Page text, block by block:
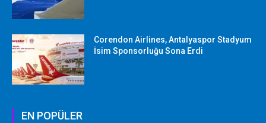
Corendon Airlines, Antalyaspor Stadyum
İsim Sponsorluğu Sona Erdi
EN POPÜLER